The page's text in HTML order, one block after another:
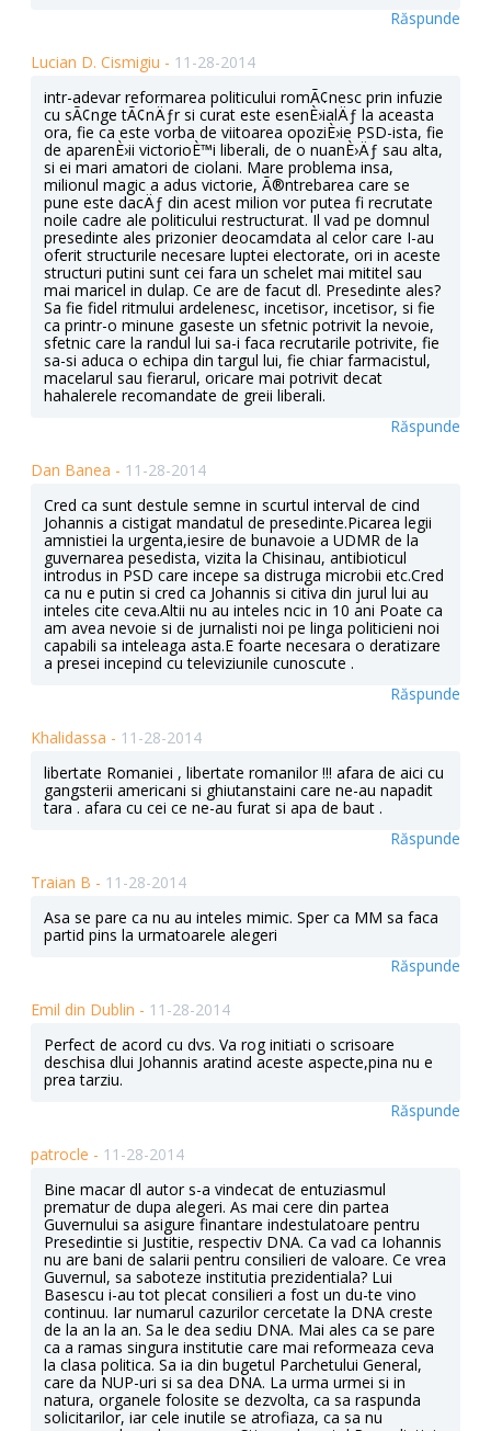
Răspunde
Lucian D. Cismigiu - 11-28-2014
intr-adevar reformarea politicului romÃ¢nesc prin infuzie
cu sÃ¢nge tÃ¢nÄƒr si curat este esenÈ›ialÄƒ la aceasta
ora, fie ca este vorba de viitoarea opoziÈ›ie PSD-ista, fie
de aparenÈ›ii victorioÈ™i liberali, de o nuanÈ›Äƒ sau alta,
si ei mari amatori de ciolani. Mare problema insa,
milionul magic a adus victorie, Ã®ntrebarea care se
pune este dacÄƒ din acest milion vor putea fi recrutate
noile cadre ale politicului restructurat. Il vad pe domnul
presedinte ales prizonier deocamdata al celor care I-au
oferit structurile necesare luptei electorate, ori in aceste
structuri putini sunt cei fara un schelet mai mititel sau
mai maricel in dulap. Ce are de facut dl. Presedinte ales?
Sa fie fidel ritmului ardelenesc, incetisor, incetisor, si fie
ca printr-o minune gaseste un sfetnic potrivit la nevoie,
sfetnic care la randul lui sa-i faca recrutarile potrivite, fie
sa-si aduca o echipa din targul lui, fie chiar farmacistul,
macelarul sau fierarul, oricare mai potrivit decat
hahalerele recomandate de greii liberali.
Răspunde
Dan Banea - 11-28-2014
Cred ca sunt destule semne in scurtul interval de cind
Johannis a cistigat mandatul de presedinte.Picarea legii
amnistiei la urgenta,iesire de bunavoie a UDMR de la
guvernarea pesedista, vizita la Chisinau, antibioticul
introdus in PSD care incepe sa distruga microbii etc.Cred
ca nu e putin si cred ca Johannis si citiva din jurul lui au
inteles cite ceva.Altii nu au inteles ncic in 10 ani Poate ca
am avea nevoie si de jurnalisti noi pe linga politicieni noi
capabili sa inteleaga asta.E foarte necesara o deratizare
a presei incepind cu televiziunile cunoscute .
Răspunde
Khalidassa - 11-28-2014
libertate Romaniei , libertate romanilor !!! afara de aici cu
gangsterii americani si ghiutanstaini care ne-au napadit
tara . afara cu cei ce ne-au furat si apa de baut .
Răspunde
Traian B - 11-28-2014
Asa se pare ca nu au inteles mimic. Sper ca MM sa faca
partid pins la urmatoarele alegeri
Răspunde
Emil din Dublin - 11-28-2014
Perfect de acord cu dvs. Va rog initiati o scrisoare
deschisa dlui Johannis aratind aceste aspecte,pina nu e
prea tarziu.
Răspunde
patrocle - 11-28-2014
Bine macar dl autor s-a vindecat de entuziasmul
prematur de dupa alegeri. As mai cere din partea
Guvernului sa asigure finantare indestulatoare pentru
Presedintie si Justitie, respectiv DNA. Ca vad ca Iohannis
nu are bani de salarii pentru consilieri de valoare. Ce vrea
Guvernul, sa saboteze institutia prezidentiala? Lui
Basescu i-au tot plecat consilieri a fost un du-te vino
continuu. Iar numarul cazurilor cercetate la DNA creste
de la an la an. Sa le dea sediu DNA. Mai ales ca se pare
ca a ramas singura institutie care mai reformeaza ceva
la clasa politica. Sa ia din bugetul Parchetului General,
care da NUP-uri si sa dea DNA. La urma urmei si in
natura, organele folosite se dezvolta, ca sa raspunda
solicitarilor, iar cele inutile se atrofiaza, ca sa nu